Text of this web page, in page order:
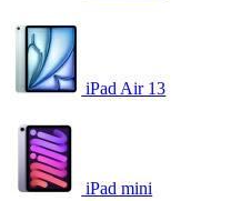
iPad Air 13
iPad mini